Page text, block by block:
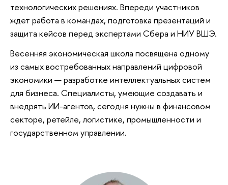
технологических решениях. Впереди участников
ждет работа в командах, подготовка презентаций и
защита кейсов перед экспертами Сбера и НИУ ВШЭ.
Весенняя экономическая школа посвящена одному
из самых востребованных направлений цифровой
экономики — разработке интеллектуальных систем
для бизнеса. Специалисты, умеющие создавать и
внедрять ИИ-агентов, сегодня нужны в финансовом
секторе, ретейле, логистике, промышленности и
государственном управлении.